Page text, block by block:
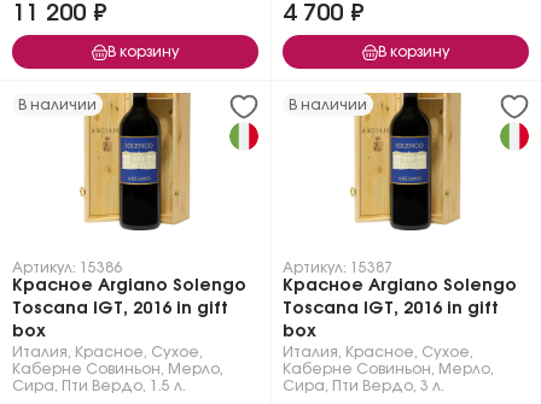
11 200 ₽
В корзину
4 700 ₽
В корзину
В наличии
Артикул: 15386
Красное Argiano Solengo
Toscana IGT, 2016 in gift
box
Италия Красное Сухое
Каберне Совиньон
Мерло
Сира
Пти Вердо 1.5 л.
В наличии
Артикул: 15387
Красное Argiano Solengo
Toscana IGT, 2016 in gift
box
Италия Красное Сухое
Каберне Совиньон
Мерло
Сира
Пти Вердо 3 л.